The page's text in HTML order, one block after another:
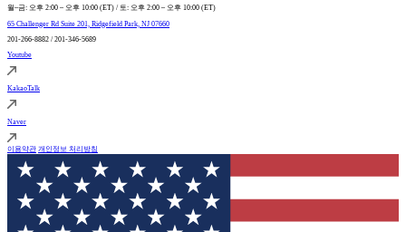
월–금: 오후 2:00 – 오후 10:00 (ET) / 토: 오후 2:00 – 오후 10:00 (ET)
65 Challenger Rd Suite 201, Ridgefield Park, NJ 07660
201-266-8882 / 201-346-5689
Youtube
KakaoTalk
Naver
이용약관 개인정보 처리방침